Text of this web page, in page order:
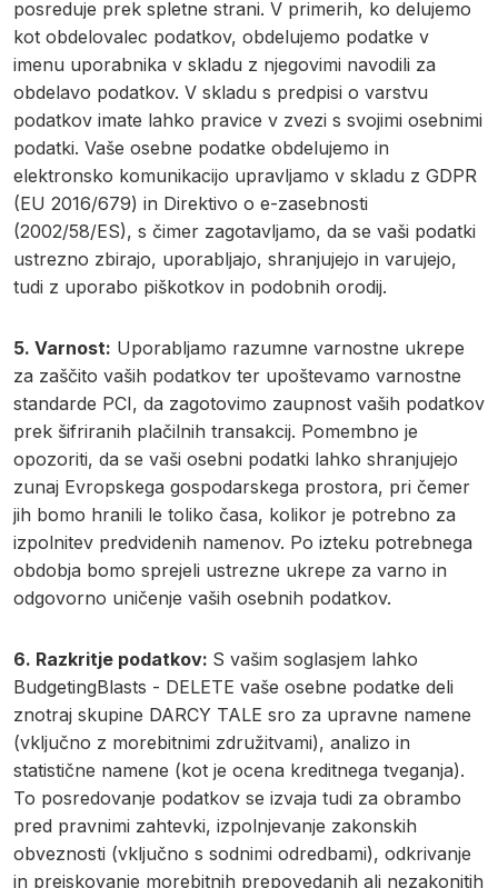
posreduje prek spletne strani. V primerih, ko delujemo
kot obdelovalec podatkov, obdelujemo podatke v
imenu uporabnika v skladu z njegovimi navodili za
obdelavo podatkov. V skladu s predpisi o varstvu
podatkov imate lahko pravice v zvezi s svojimi osebnimi
podatki. Vaše osebne podatke obdelujemo in
elektronsko komunikacijo upravljamo v skladu z GDPR
(EU 2016/679) in Direktivo o e-zasebnosti
(2002/58/ES), s čimer zagotavljamo, da se vaši podatki
ustrezno zbirajo, uporabljajo, shranjujejo in varujejo,
tudi z uporabo piškotkov in podobnih orodij.
5. Varnost: Uporabljamo razumne varnostne ukrepe
za zaščito vaših podatkov ter upoštevamo varnostne
standarde PCI, da zagotovimo zaupnost vaših podatkov
prek šifriranih plačilnih transakcij. Pomembno je
opozoriti, da se vaši osebni podatki lahko shranjujejo
zunaj Evropskega gospodarskega prostora, pri čemer
jih bomo hranili le toliko časa, kolikor je potrebno za
izpolnitev predvidenih namenov. Po izteku potrebnega
obdobja bomo sprejeli ustrezne ukrepe za varno in
odgovorno uničenje vaših osebnih podatkov.
6. Razkritje podatkov: S vašim soglasjem lahko
BudgetingBlasts - DELETE vaše osebne podatke deli
znotraj skupine DARCY TALE sro za upravne namene
(vključno z morebitnimi združitvami), analizo in
statistične namene (kot je ocena kreditnega tveganja).
To posredovanje podatkov se izvaja tudi za obrambo
pred pravnimi zahtevki, izpolnjevanje zakonskih
obveznosti (vključno s sodnimi odredbami), odkrivanje
in preiskovanje morebitnih prepovedanih ali nezakonitih